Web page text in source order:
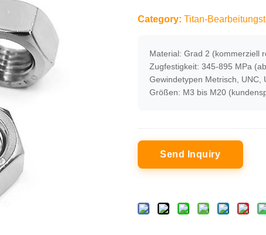
Category: Titan-
Material: Grad 2 (kommerziell
Zugfestigkeit: 345-895 MPa
Gewindetypen Metrisch, UNC,
Größen: M3 bis M20
Send Inquiry